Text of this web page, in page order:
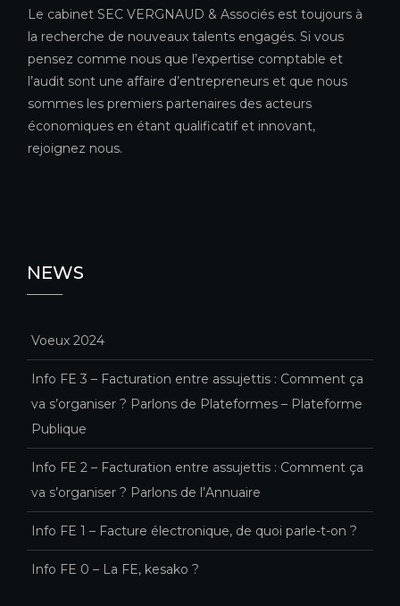
Le cabinet SEC VERGNAUD & Associés est toujours à
la recherche de nouveaux talents engagés. Si vous
pensez comme nous que l’expertise comptable et
l’audit sont une affaire d’entrepreneurs et que nous
sommes les premiers partenaires des acteurs
économiques en étant qualificatif et innovant,
rejoignez nous.
NEWS
Voeux 2024
Info FE 3 – Facturation entre assujettis : Comment ça
va s’organiser ? Parlons de Plateformes – Plateforme
Publique
Info FE 2 – Facturation entre assujettis : Comment ça
va s’organiser ? Parlons de l’Annuaire
Info FE 1 – Facture électronique, de quoi parle-t-on ?
Info FE 0 – La FE, kesako ?